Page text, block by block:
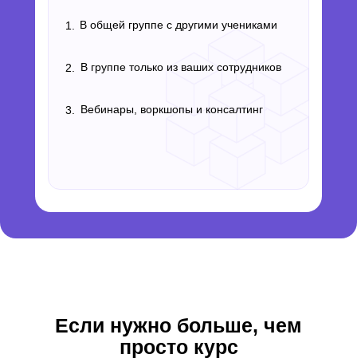
1. В общей группе с другими учениками
2. В группе только из ваших сотрудников
3. Вебинары, воркшопы и консалтинг
Если нужно больше, чем
просто курс